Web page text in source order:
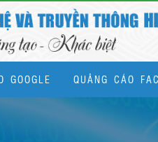
GOOGLE QUẢNG CÁO